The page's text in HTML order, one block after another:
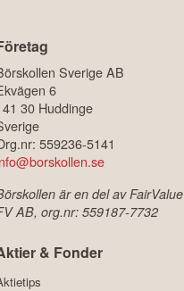
Sverige AB
6
30 Huddinge
559236-5141
är en del av FairValue
AB, org.nr: 559187-7732
& Fonder